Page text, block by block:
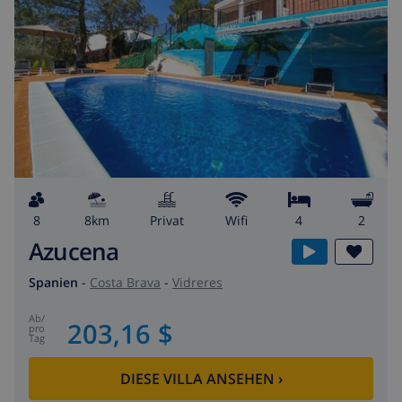
8 8km Privat wifi 4 2
Azucena
Spanien - Costa Brava - Vidreres
ab/
pro
Tag 203,16 $
DIESE VILLA ANSEHEN ›